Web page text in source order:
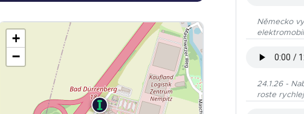
+
−
Německo
24.1.26 -
roste